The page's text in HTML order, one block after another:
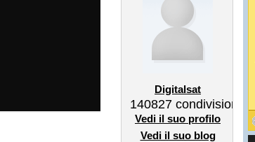
Digitalsat
140827 condivisioni
Vedi il suo profilo
Vedi il suo blog